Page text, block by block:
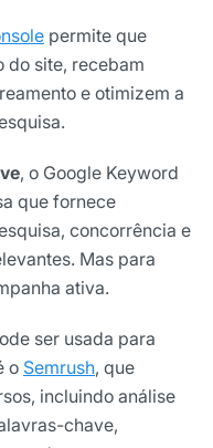
permite que
do site, recebam
e otimizem a
, o Google Keyword
que fornece
concorrência e
Mas para
ativa.
ser usada para
o Semrush, que
incluindo análise
chave,